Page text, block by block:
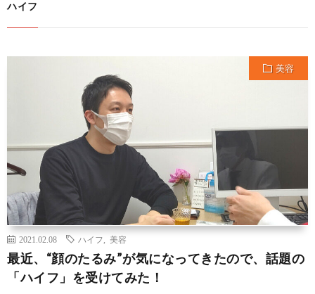
ハイフ
美容
2021.02.08 ハイフ 美容
最近、“顔のたるみ”が気になってきたので、話題の
「ハイフ」を受けてみた！